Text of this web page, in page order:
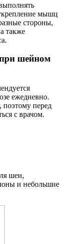
мышц
стороны,
также
при шейном
ежедневно.
перед
с врачом.
шеи,
и небольшие